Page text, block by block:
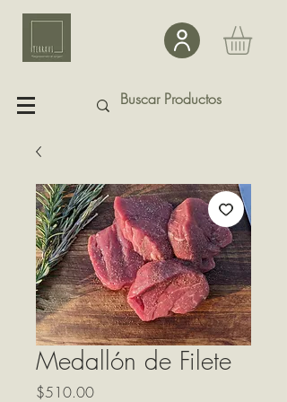
Medallón de Filete
$510.00Precio